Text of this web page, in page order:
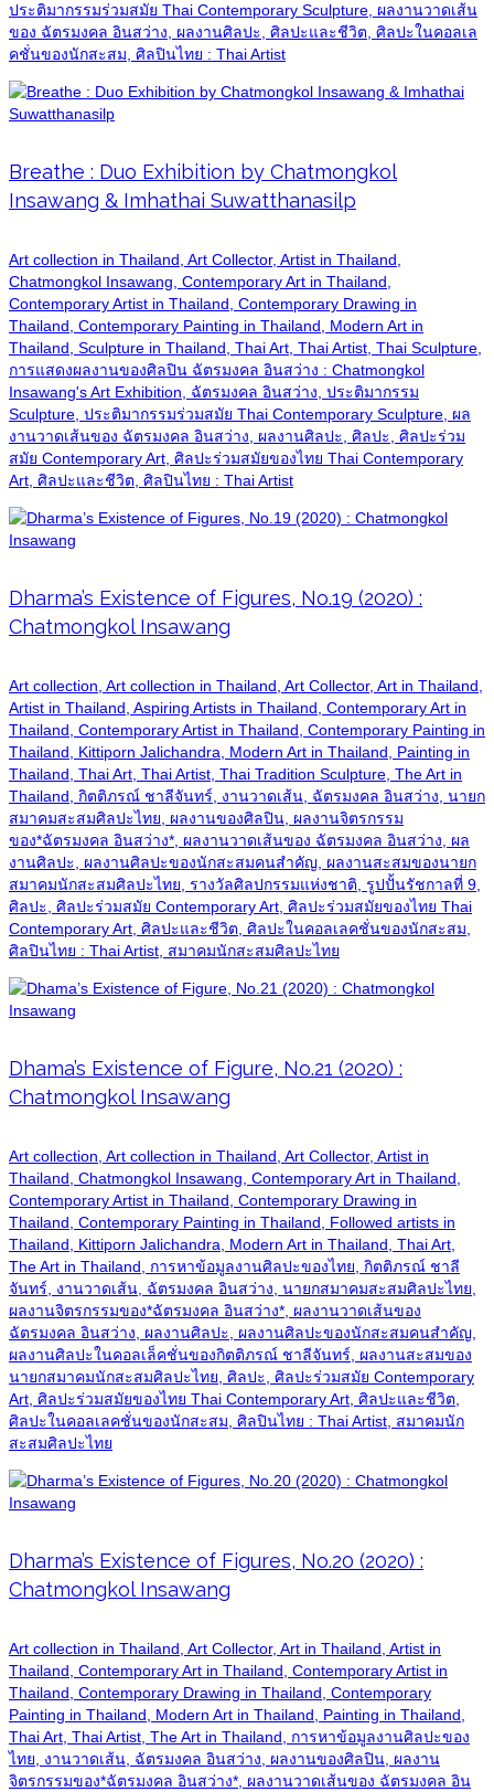
ประติมากรรมร่วมสมัย Thai Contemporary Sculpture, ผลงานวาดเส้น
ของ ฉัตรมงคล อินสว่าง, ผลงานศิลปะ, ศิลปะและชีวิต, ศิลปะในคอลเล
คชั่นของนักสะสม, ศิลปินไทย : Thai Artist
Breathe : Duo Exhibition by Chatmongkol
Insawang & Imhathai Suwatthanasilp
Art collection in Thailand, Art Collector, Artist in Thailand,
Chatmongkol Insawang, Contemporary Art in Thailand,
Contemporary Artist in Thailand, Contemporary Drawing in
Thailand, Contemporary Painting in Thailand, Modern Art in
Thailand, Sculpture in Thailand, Thai Art, Thai Artist, Thai Sculpture,
การแสดงผลงานของศิลปิน ฉัตรมงคล อินสว่าง : Chatmongkol
Insawang's Art Exhibition, ฉัตรมงคล อินสว่าง, ประติมากรรม
Sculpture, ประติมากรรมร่วมสมัย Thai Contemporary Sculpture, ผล
งานวาดเส้นของ ฉัตรมงคล อินสว่าง, ผลงานศิลปะ, ศิลปะ, ศิลปะร่วม
สมัย Contemporary Art, ศิลปะร่วมสมัยของไทย Thai Contemporary
Art, ศิลปะและชีวิต, ศิลปินไทย : Thai Artist
Dharma’s Existence of Figures, No.19 (2020) :
Chatmongkol Insawang
Art collection, Art collection in Thailand, Art Collector, Art in Thailand,
Artist in Thailand, Aspiring Artists in Thailand, Contemporary Art in
Thailand, Contemporary Artist in Thailand, Contemporary Painting in
Thailand, Kittiporn Jalichandra, Modern Art in Thailand, Painting in
Thailand, Thai Art, Thai Artist, Thai Tradition Sculpture, The Art in
Thailand, กิตติภรณ์ ชาลีจันทร์, งานวาดเส้น, ฉัตรมงคล อินสว่าง, นายก
สมาคมสะสมศิลปะไทย, ผลงานของศิลปิน, ผลงานจิตรกรรม
ของ*ฉัตรมงคล อินสว่าง*, ผลงานวาดเส้นของ ฉัตรมงคล อินสว่าง, ผล
งานศิลปะ, ผลงานศิลปะของนักสะสมคนสำคัญ, ผลงานสะสมของนายก
สมาคมนักสะสมศิลปะไทย, รางวัลศิลปกรรมแห่งชาติ, รูปปั้นรัชกาลที่ 9,
ศิลปะ, ศิลปะร่วมสมัย Contemporary Art, ศิลปะร่วมสมัยของไทย Thai
Contemporary Art, ศิลปะและชีวิต, ศิลปะในคอลเลคชั่นของนักสะสม,
ศิลปินไทย : Thai Artist, สมาคมนักสะสมศิลปะไทย
Dhama’s Existence of Figure, No.21 (2020) :
Chatmongkol Insawang
Art collection, Art collection in Thailand, Art Collector, Artist in
Thailand, Chatmongkol Insawang, Contemporary Art in Thailand,
Contemporary Artist in Thailand, Contemporary Drawing in
Thailand, Contemporary Painting in Thailand, Followed artists in
Thailand, Kittiporn Jalichandra, Modern Art in Thailand, Thai Art,
The Art in Thailand, การหาข้อมูลงานศิลปะของไทย, กิตติภรณ์ ชาลี
จันทร์, งานวาดเส้น, ฉัตรมงคล อินสว่าง, นายกสมาคมสะสมศิลปะไทย,
ผลงานจิตรกรรมของ*ฉัตรมงคล อินสว่าง*, ผลงานวาดเส้นของ
ฉัตรมงคล อินสว่าง, ผลงานศิลปะ, ผลงานศิลปะของนักสะสมคนสำคัญ,
ผลงานศิลปะในคอลเล็คชั่นของกิตติภรณ์ ชาลีจันทร์, ผลงานสะสมของ
นายกสมาคมนักสะสมศิลปะไทย, ศิลปะ, ศิลปะร่วมสมัย Contemporary
Art, ศิลปะร่วมสมัยของไทย Thai Contemporary Art, ศิลปะและชีวิต,
ศิลปะในคอลเลคชั่นของนักสะสม, ศิลปินไทย : Thai Artist, สมาคมนัก
สะสมศิลปะไทย
Dharma’s Existence of Figures, No.20 (2020) :
Chatmongkol Insawang
Art collection in Thailand, Art Collector, Art in Thailand, Artist in
Thailand, Contemporary Art in Thailand, Contemporary Artist in
Thailand, Contemporary Drawing in Thailand, Contemporary
Painting in Thailand, Modern Art in Thailand, Painting in Thailand,
Thai Art, Thai Artist, The Art in Thailand, การหาข้อมูลงานศิลปะของ
ไทย, งานวาดเส้น, ฉัตรมงคล อินสว่าง, ผลงานของศิลปิน, ผลงาน
จิตรกรรมของ*ฉัตรมงคล อินสว่าง*, ผลงานวาดเส้นของ ฉัตรมงคล อิน